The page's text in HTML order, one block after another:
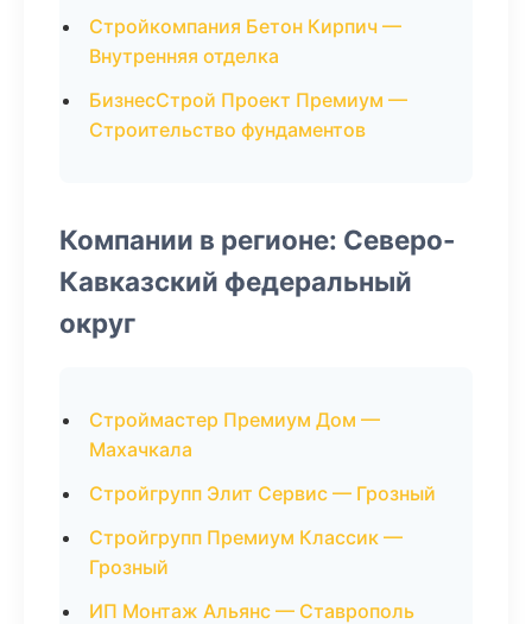
Стройкомпания Бетон Кирпич —
Внутренняя отделка
БизнесСтрой Проект Премиум —
Строительство фундаментов
Компании в регионе: Северо-
Кавказский федеральный
округ
Строймастер Премиум Дом —
Махачкала
Стройгрупп Элит Сервис — Грозный
Стройгрупп Премиум Классик —
Грозный
ИП Монтаж Альянс — Ставрополь